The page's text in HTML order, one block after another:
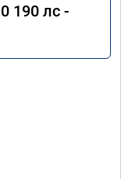
190 лс -